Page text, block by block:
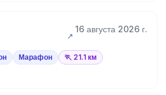
16 августа 2026 г.
Марафон
🏃 21.1 км